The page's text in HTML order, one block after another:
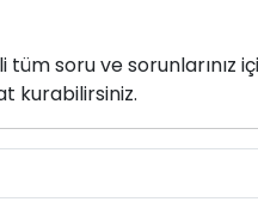
tüm soru ve sorunlarınız
kurabilirsiniz.